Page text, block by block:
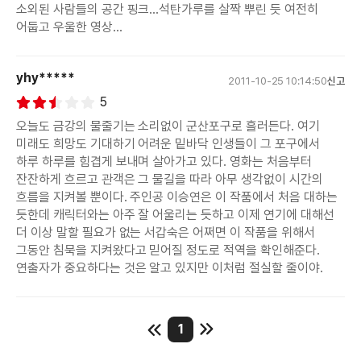
소외된 사람들의 공간 핑크...석탄가루를 살짝 뿌린 듯 여전히
어둡고 우울한 영상...
yhy***** 2011-10-25 10:14:50신고
5
오늘도 금강의 물줄기는 소리없이 군산포구로 흘러든다. 여기
미래도 희망도 기대하기 어려운 밑바닥 인생들이 그 포구에서
하루 하루를 힘겹게 보내며 살아가고 있다. 영화는 처음부터
잔잔하게 흐르고 관객은 그 물길을 따라 아무 생각없이 시간의
흐름을 지켜볼 뿐이다. 주인공 이승연은 이 작품에서 처음 대하는
듯한데 캐릭터와는 아주 잘 어울리는 듯하고 이제 연기에 대해선
더 이상 말할 필요가 없는 서갑숙은 어쩌면 이 작품을 위해서
그동안 침묵을 지켜왔다고 믿어질 정도로 적역을 확인해준다.
연출자가 중요하다는 것은 알고 있지만 이처럼 절실할 줄이야.
1